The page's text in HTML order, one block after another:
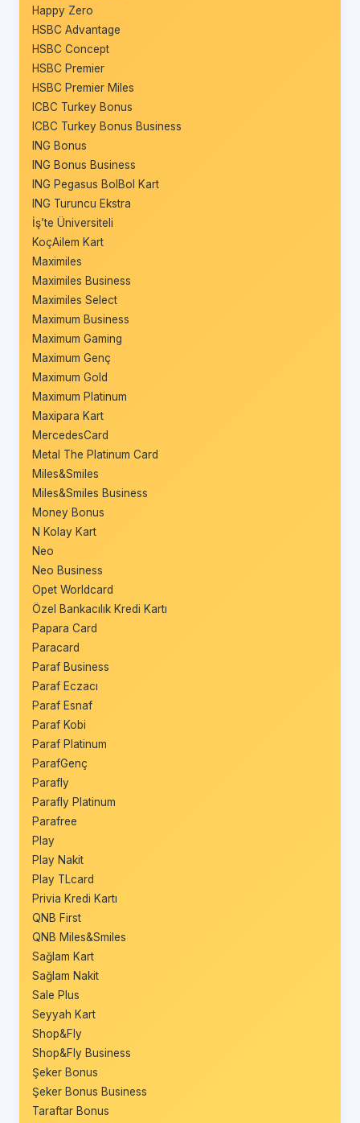
Happy Zero
HSBC Advantage
HSBC Concept
HSBC Premier
HSBC Premier Miles
ICBC Turkey Bonus
ICBC Turkey Bonus Business
ING Bonus
ING Bonus Business
ING Pegasus BolBol Kart
ING Turuncu Ekstra
İş’te Üniversiteli
KoçAilem Kart
Maximiles
Maximiles Business
Maximiles Select
Maximum Business
Maximum Gaming
Maximum Genç
Maximum Gold
Maximum Platinum
Maxipara Kart
MercedesCard
Metal The Platinum Card
Miles&Smiles
Miles&Smiles Business
Money Bonus
N Kolay Kart
Neo
Neo Business
Opet Worldcard
Özel Bankacılık Kredi Kartı
Papara Card
Paracard
Paraf Business
Paraf Eczacı
Paraf Esnaf
Paraf Kobi
Paraf Platinum
ParafGenç
Parafly
Parafly Platinum
Parafree
Play
Play Nakit
Play TLcard
Privia Kredi Kartı
QNB First
QNB Miles&Smiles
Sağlam Kart
Sağlam Nakit
Sale Plus
Seyyah Kart
Shop&Fly
Shop&Fly Business
Şeker Bonus
Şeker Bonus Business
Taraftar Bonus